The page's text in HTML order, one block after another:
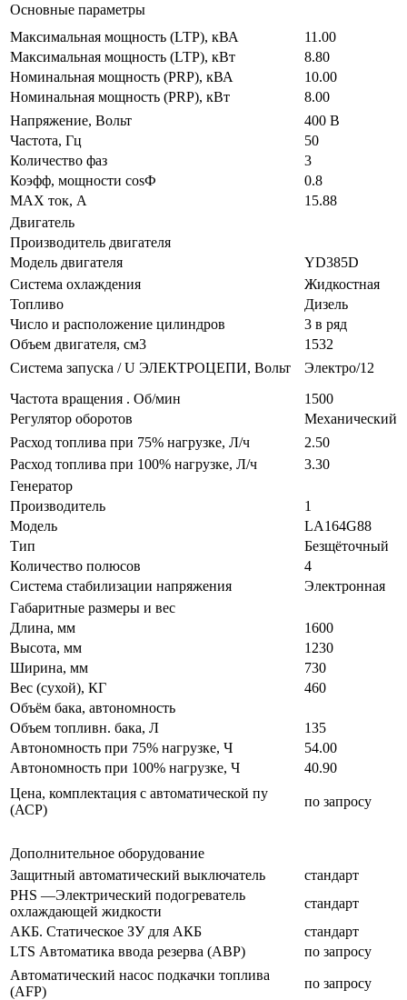
Основные параметры
Максимальная мощность (LTP), кВА
11.00
Максимальная мощность (LTP), кВт
8.80
Номинальная мощность (PRP), кВА
10.00
Номинальная мощность (PRP), кВт
8.00
Напряжение, Вольт
400 В
Частота, Гц
50
Количество фаз
3
Коэфф, мощности cosФ
0.8
MAX ток, А
15.88
Двигатель
Производитель двигателя
Модель двигателя
YD385D
Система охлаждения
Жидкостная
Топливо
Дизель
Число и расположение цилиндров
3 в ряд
Объем двигателя, см3
1532
Система запуска / U ЭЛЕКТРОЦЕПИ, Вольт
Электро/12
Частота вращения . Об/мин
1500
Регулятор оборотов
Механический
Расход топлива при 75% нагрузке, Л/ч
2.50
Расход топлива при 100% нагрузке, Л/ч
3.30
Генератор
Производитель
1
Модель
LA164G88
Тип
Безщёточный
Количество полюсов
4
Система стабилизации напряжения
Электронная
Габаритные размеры и вес
Длина, мм
1600
Высота, мм
1230
Ширина, мм
730
Вес (сухой), КГ
460
Объём бака, автономность
Объем топливн. бака, Л
135
Автономность при 75% нагрузке, Ч
54.00
Автономность при 100% нагрузке, Ч
40.90
Цена, комплектация с автоматической пу
(АСР)
по запросу
Дополнительное оборудование
Защитный автоматический выключатель
стандарт
PHS —Электрический подогреватель
охлаждающей жидкости
стандарт
АКБ. Статическое ЗУ для АКБ
стандарт
LTS Автоматика ввода резерва (АВР)
по запросу
Автоматический насос подкачки топлива
(AFP)
по запросу